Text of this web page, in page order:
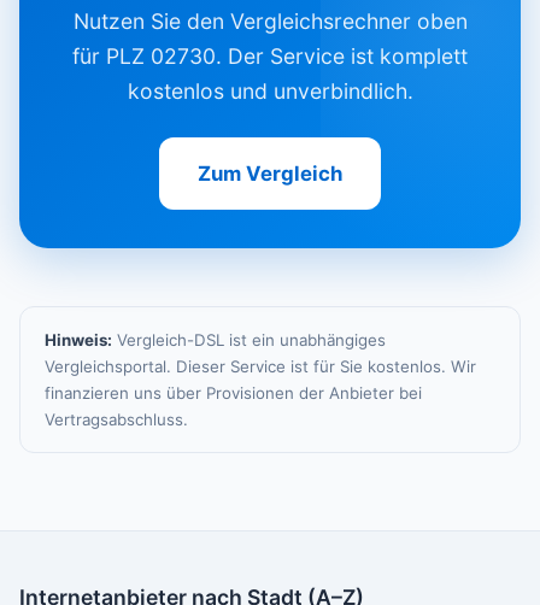
Nutzen Sie den Vergleichsrechner oben
für PLZ 02730. Der Service ist komplett
kostenlos und unverbindlich.
Zum Vergleich
Hinweis: Vergleich-DSL ist ein unabhängiges
Vergleichsportal. Dieser Service ist für Sie kostenlos. Wir
finanzieren uns über Provisionen der Anbieter bei
Vertragsabschluss.
Internetanbieter nach Stadt (A–Z)